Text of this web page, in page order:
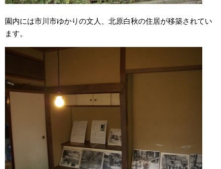
園内には市川市ゆかりの文人、北原白秋の住居が移築されてい
ます。